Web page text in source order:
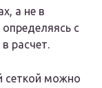
а не в
с
расчет.
сеткой можно